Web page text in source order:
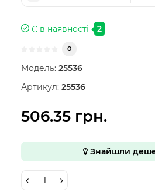
Є в наявності 2
0
Модель: 25536
Артикул: 25536
506.35 грн.
Знайшли